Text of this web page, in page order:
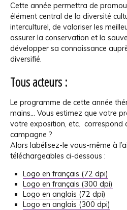
Cette année permettra de
élément central de la diversité
interculturel, de valoriser les
assurer la conservation et la
développer sa connaissance
diversifié.
Tous acteurs :
Le programme de cette année
mains... Vous estimez que votre
votre exposition, etc. correspond
campagne ?
Alors labélisez-le vous-même à
téléchargeables ci-dessous :
Logo en français (72 dpi)
Logo en français (300 dpi)
Logo en anglais (72 dpi)
Logo en anglais (300 dpi)